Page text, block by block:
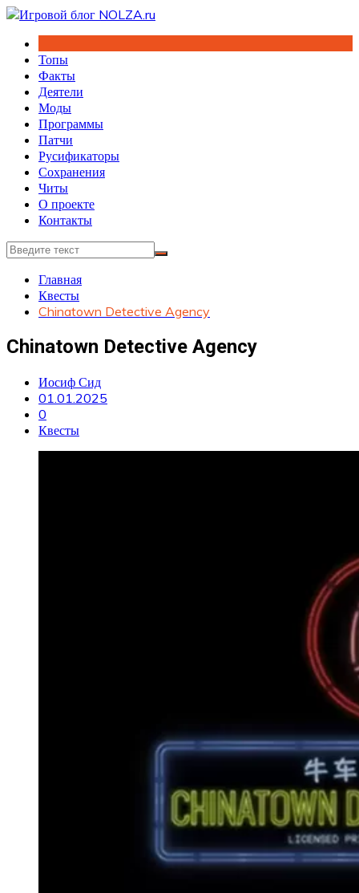
Перейти
содержимому
Топы
Факты
Деятели
Моды
Программы
Патчи
Русификаторы
Сохранения
Читы
О проекте
Контакты
Главная
Квесты
Chinatown Detective Agency
Chinatown Detective Agency
Иосиф Сид
01.01.2025
0
Квесты